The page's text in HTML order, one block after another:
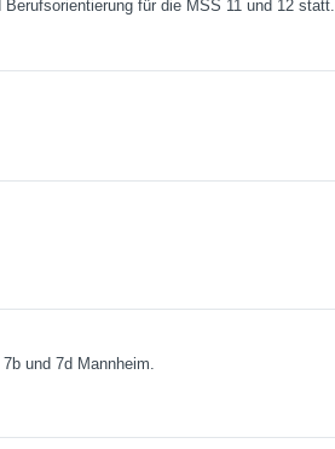
für die MSS 11 und 12 statt.
und 7d Mannheim.